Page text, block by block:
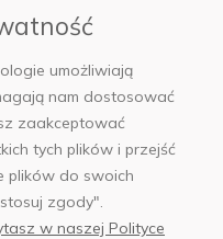
Wyślij
umożliwiają
nam dostosować
zaakceptować
tych plików i przejść
plików do swoich
zgody".
w naszej Polityce